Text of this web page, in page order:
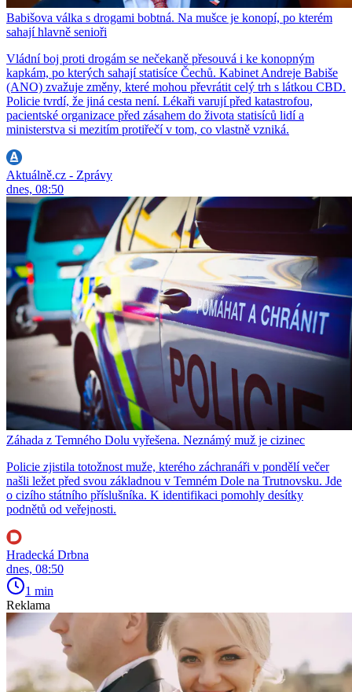
Babišova válka s drogami bobtná. Na mušce je konopí, po kterém
sahají hlavně senioři
Vládní boj proti drogám se nečekaně přesouvá i ke konopným
kapkám, po kterých sahají statisíce Čechů. Kabinet Andreje Babiše
(ANO) zvažuje změny, které mohou převrátit celý trh s látkou CBD.
Policie tvrdí, že jiná cesta není. Lékaři varují před katastrofou,
pacientské organizace před zásahem do života statisíců lidí a
ministerstva si mezitím protiřečí v tom, co vlastně vzniká.
Aktuálně.cz - Zprávy
dnes, 08:50
Záhada z Temného Dolu vyřešena. Neznámý muž je cizinec
Policie zjistila totožnost muže, kterého záchranáři v pondělí večer
našli ležet před svou základnou v Temném Dole na Trutnovsku. Jde
o cizího státního příslušníka. K identifikaci pomohly desítky
podnětů od veřejnosti.
Hradecká Drbna
dnes, 08:50
1 min
Reklama